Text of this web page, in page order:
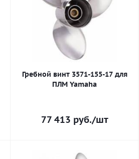
Гребной винт 3571-155-17 для
ПЛМ Yamaha
77 413 руб./шт